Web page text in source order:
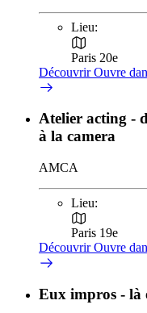
Lieu:
Paris 20e
DécouvrirOuvre
Atelier acting -
à la camera
AMCA
Lieu:
Paris 19e
DécouvrirOuvre
Eux impros - là